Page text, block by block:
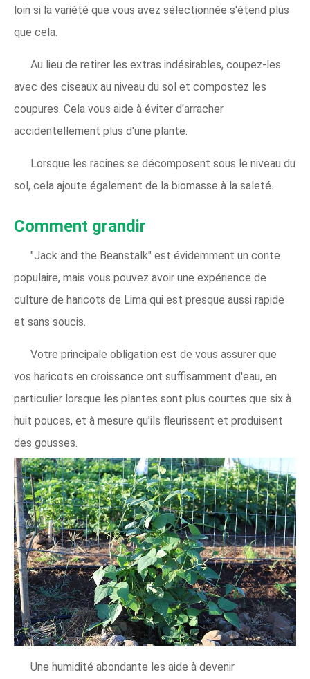
loin si la variété que vous avez sélectionnée s'étend plus
que cela.
Au lieu de retirer les extras indésirables, coupez-les
avec des ciseaux au niveau du sol et compostez les
coupures. Cela vous aide à éviter d'arracher
accidentellement plus d'une plante.
Lorsque les racines se décomposent sous le niveau du
sol, cela ajoute également de la biomasse à la saleté.
Comment grandir
"Jack and the Beanstalk" est évidemment un conte
populaire, mais vous pouvez avoir une expérience de
culture de haricots de Lima qui est presque aussi rapide
et sans soucis.
Votre principale obligation est de vous assurer que
vos haricots en croissance ont suffisamment d'eau, en
particulier lorsque les plantes sont plus courtes que six à
huit pouces, et à mesure qu'ils fleurissent et produisent
des gousses.
Une humidité abondante les aide à devenir